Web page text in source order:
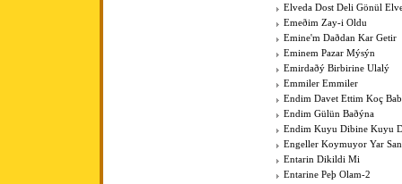
Elveda Dost Deli Gönül
Emeðim Zay-i Oldu
Emine'm Daðdan Kar Getir
Eminem Pazar Mýsýn
Emirdaðý Birbirine Ulalý
Emmiler Emmiler
Endim Davet Ettim Koç
Endim Gülün Baðýna
Endim Kuyu Dibine Kuyu
Engeller Koymuyor Yar
Entarin Dikildi Mi
Entarine Peþ Olam-2